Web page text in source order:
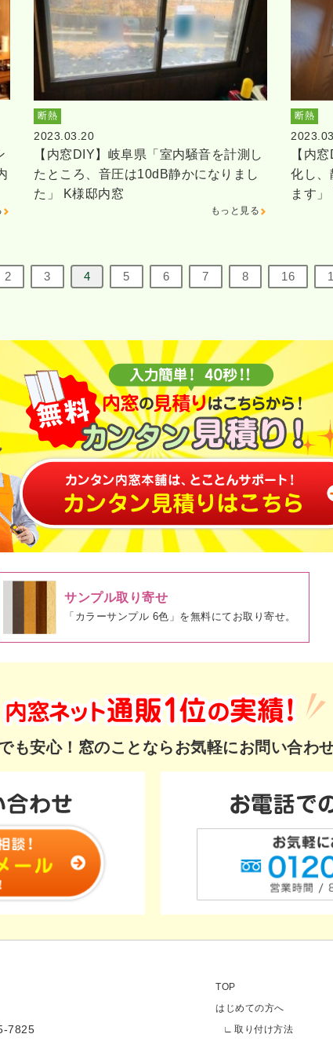
断熱
2023.03.20
【内窓DIY】岐阜県「室内騒音を計測し
たところ、音圧は10dB静かになりまし
た」 K様邸内窓
もっと見る
断熱
【内
化し、
ます
2 3 4 5 6 7 8 16
サンプル取り寄せ
「カラーサンプル 6色」を無料にてお取り寄せ。
も安心！ 窓のことならお気軽にお問い合わ
7825
TOP
はじめての方へ
取り付け方法